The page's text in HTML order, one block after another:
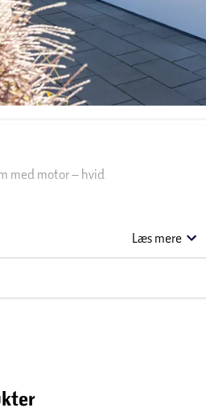
med motor – hvid
og kombinerer funktionalitet
mm isolerede stålpaneler med
gør porten fuldautomatisk, så den
sørger for en tæt lukning mod
Læs mere